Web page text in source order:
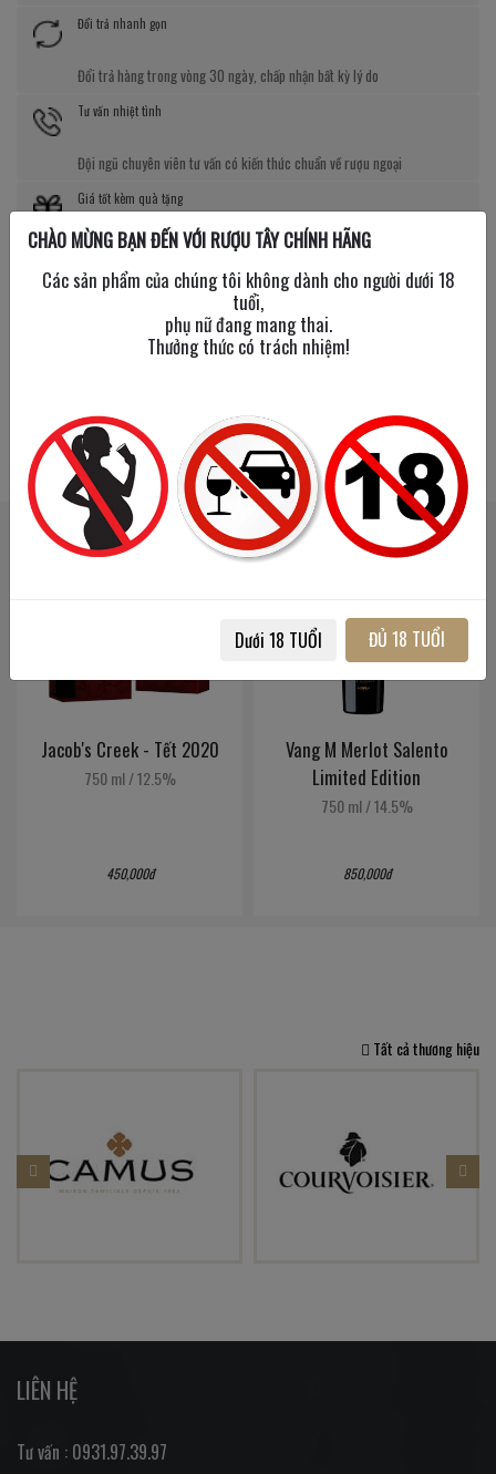
Đổi trả nhanh gọn
Đổi trả hàng trong vòng 30 ngày, chấp nhận bất kỳ lý do
Tư vấn nhiệt tình
Đội ngũ chuyên viên tư vấn có kiến thức chuẩn về rượu ngoại
Giá tốt kèm quà tặng
Nhiều chương trình giảm giá, tặng quà cực giá trị
SẢN PHẨM LIÊN QUAN SẢN PHẨM ĐÃ XEM
Jacob's Creek - Tết 2020
750 ml/12.5%
450,000đ
Vang M Merlot Salento
Limited Edition
750 ml/14.5%
850,000đ
Tất cả thương hiệu
LIÊN HỆ
Tư vấn : 0931.97.39.97
CHÀO MỪNG BẠN ĐẾN VỚI RƯỢU TÂY CHÍNH HÃNG
Các sản phẩm của chúng tôi không dành cho người dưới 18
tuổi,
phụ nữ đang mang thai.
Thưởng thức có trách nhiệm!
Dưới 18 TUỔI ĐỦ 18 TUỔI